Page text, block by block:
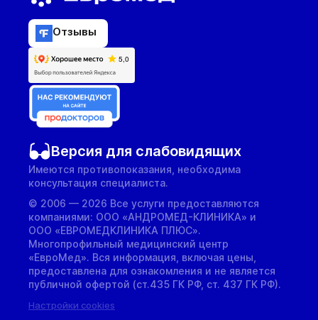
Отзывы
Версия для слабовидящих
Имеются противопоказания, необходима
консультация специалиста.
© 2006 — 2026 Все услуги предоставляются
компаниями: ООО «АНДРОМЕД-КЛИНИКА» и
ООО «ЕВРОМЕДКЛИНИКА ПЛЮС».
Многопрофильный медицинский центр
«ЕвроМед». Вся информация, включая цены,
предоставлена для ознакомления и не является
публичной офертой (ст.435 ГК РФ, cт. 437 ГК РФ).
Настройки cookies